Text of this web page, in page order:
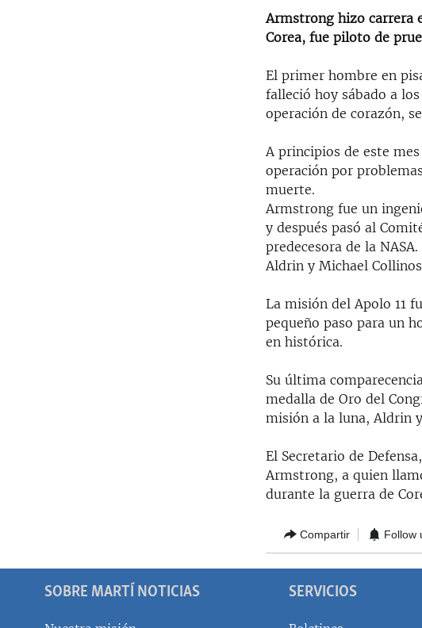
Armstrong hizo carrera
Corea, fue piloto de
El primer hombre en
falleció hoy sábado a
operación de corazón,
A principios de este
operación por
muerte.
Armstrong fue un
y después pasó al
predecesora de la
Aldrin y Michael
La misión del Apolo 11
pequeño paso para un
en histórica.
Su última
medalla de Oro del
misión a la luna, Aldrin
El Secretario de
Armstrong, a quien
durante la guerra de
Compartir Follow
SOBRE MARTÍ NOTICIAS SERVICIOS